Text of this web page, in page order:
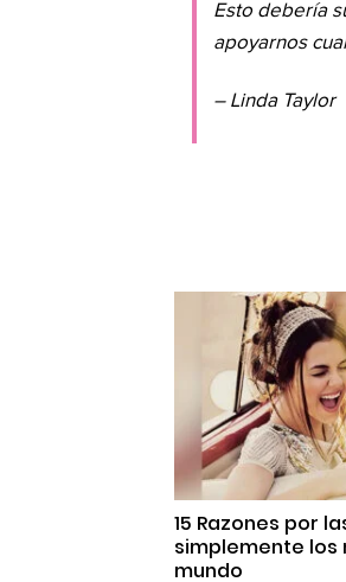
Esto debería
apoyarnos
– Linda Taylor
15 Razones por
simplemente los
mundo